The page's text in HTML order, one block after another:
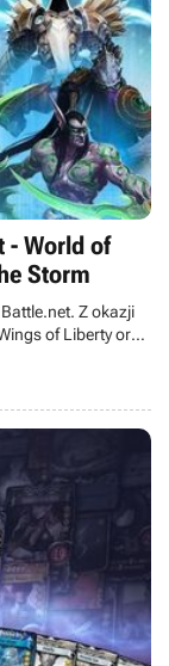
- World of
Storm
Z okazji
of Liberty oraz
dla gry Heroes